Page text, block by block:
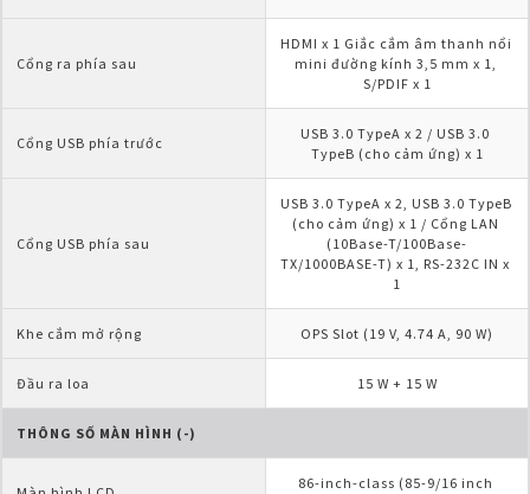
Cổng ra phía sau
HDMI x 1 Giắc cắm âm thanh nổi
mini đường kính 3,5 mm x 1,
S/PDIF x 1
Cổng USB phía trước
USB 3.0 TypeA x 2 / USB 3.0
TypeB (cho cảm ứng) x 1
Cổng USB phía sau
USB 3.0 TypeA x 2, USB 3.0 TypeB
(cho cảm ứng) x 1 / Cổng LAN
(10Base-T/100Base-
TX/1000BASE-T) x 1, RS-232C IN x
1
Khe cắm mở rộng OPS Slot (19 V, 4.74 A, 90 W)
Đầu ra loa 15 W + 15 W
THÔNG SỐ MÀN HÌNH (-)
86-inch-class (85-9/16 inch